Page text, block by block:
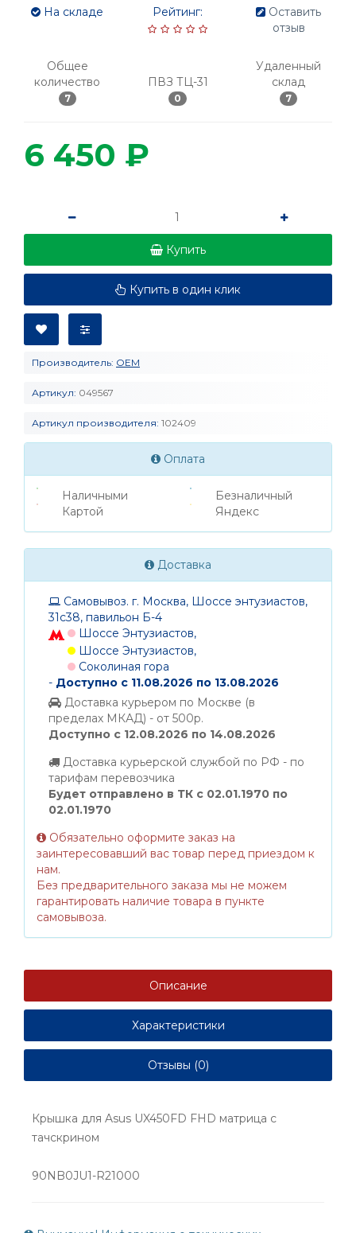
На складе
Общее
количество
7
Рейтинг:
ПВЗ ТЦ-31
0
Оставить
отзыв
Удаленный
склад
7
6 450 ₽
Купить
Купить в один клик
Производитель: OEM
Артикул: 049567
Артикул производителя: 102409
Оплата
Наличными
Картой
Безналичный
Яндекс
Доставка
Самовывоз. г. Москва, Шоссе энтузиастов,
31с38, павильон Б-4
Шоссе Энтузиастов,
Шоссе Энтузиастов,
Соколиная гора
- Доступно с 11.08.2026 по 13.08.2026
Доставка курьером по Москве (в
пределах МКАД) - от 500р.
Доступно с 12.08.2026 по 14.08.2026
Доставка курьерской службой по РФ - по
тарифам перевозчика
Будет отправлено в ТК с 02.01.1970 по
02.01.1970
Обязательно оформите заказ на
заинтересовавший вас товар перед приездом к
нам.
Без предварительного заказа мы не можем
гарантировать наличие товара в пункте
самовывоза.
Описание
Характеристики
Отзывы (0)
Крышка для Asus UX450FD FHD матрица с
тачскрином
90NB0JU1-R21000